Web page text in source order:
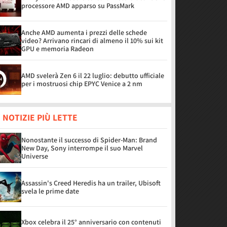
processore AMD apparso su PassMark
Anche AMD aumenta i prezzi delle schede
video? Arrivano rincari di almeno il 10% sui kit
GPU e memoria Radeon
AMD svelerà Zen 6 il 22 luglio: debutto ufficiale
per i mostruosi chip EPYC Venice a 2 nm
NOTIZIE PIÙ LETTE
Nonostante il successo di Spider-Man: Brand
New Day, Sony interrompe il suo Marvel
Universe
Assassin's Creed Heredis ha un trailer, Ubisoft
svela le prime date
Xbox celebra il 25° anniversario con contenuti